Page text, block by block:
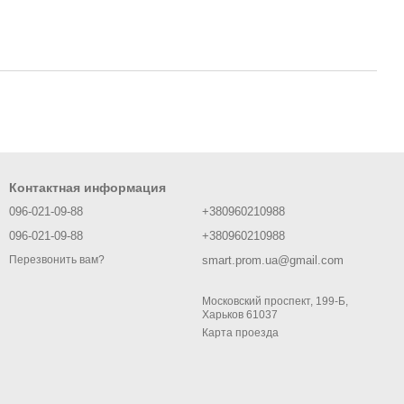
Контактная информация
096-021-09-88
096-021-09-88
Перезвонить вам?
+380960210988
+380960210988
smart.prom.ua@gmail.com
Московский проспект, 199-Б,
Харьков 61037
Карта проезда